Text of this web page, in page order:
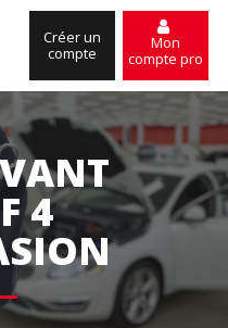
Créer un
compte
Mon
compte pro
4